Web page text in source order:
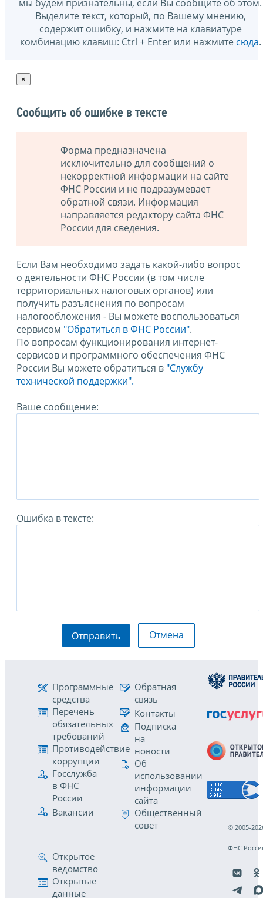
мы будем признательны, если Вы сообщите об этом.
Выделите текст, который, по Вашему мнению,
содержит ошибку, и нажмите на клавиатуре
комбинацию клавиш: Ctrl + Enter или нажмите сюда.
×
Сообщить об ошибке в тексте
Форма предназначена
исключительно для сообщений о
некорректной информации на сайте
ФНС России и не подразумевает
обратной связи. Информация
направляется редактору сайта ФНС
России для сведения.
Если Вам необходимо задать какой-либо вопрос
о деятельности ФНС России (в том числе
территориальных налоговых органов) или
получить разъяснения по вопросам
налогообложения - Вы можете воспользоваться
сервисом "Обратиться в ФНС России".
По вопросам функционирования интернет-
сервисов и программного обеспечения ФНС
России Вы можете обратиться в "Службу
технической поддержки".
Ваше сообщение:
Ошибка в тексте:
Отправить Отмена
Программные
средства
Перечень
обязательных
требований
Противодействие
коррупции
Госслужба
в ФНС
России
Вакансии
Обратная
связь
Контакты
Подписка
на
новости
Об
использовании
информации
сайта
Общественный
совет
Открытое
ведомство
Открытые
данные
© 2005-
ФНС